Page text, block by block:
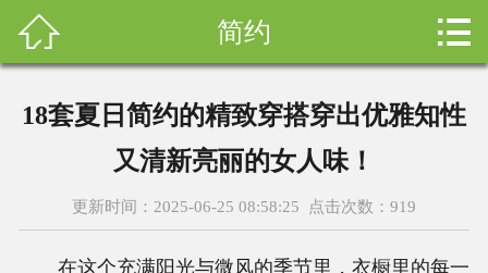
设计案例
新闻资讯
设计团队
 简约 
18套夏日简约的精致穿搭穿出优雅知性
又清新亮丽的女人味！
更新时间：2025-06-25 08:58:25 点击次数： 919
在这个充满阳光与微风的季节里，衣橱里的每一